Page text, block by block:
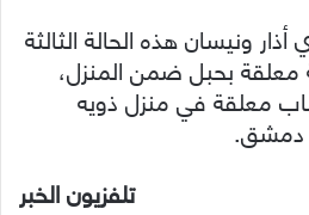
ونيسان هذه الحالة الثالثة
معلقة بحبل ضمن المنزل،
معلقة في منزل ذويه
دمشق.
تلفزيون الخبر